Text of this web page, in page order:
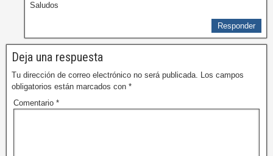
Saludos
Responder
Deja una respuesta
Tu dirección de correo electrónico no será publicada. Los campos
obligatorios están marcados con *
Comentario *